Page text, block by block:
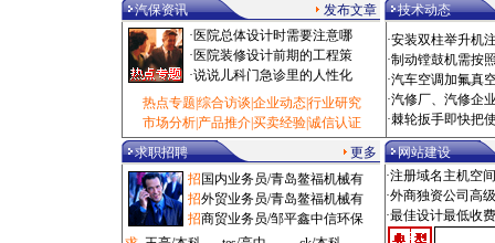
·粘接剂/闵行区 11800元
添加剂/石家庄市 12元
吸尘机/深圳市 1200元
风炮/锡林郭勒盟 1200元
磨砂机/广州市 125元
扒胎机/鞍山市 12500元
·冷铆机/长春市 12500元
·检测线/株洲市 125000元
工具车/嘉定区 1280元
汽贸管理/抚顺市 1280元
保养类/杭州市 1280元
汽保资讯 发布文章
技术动态
· 医院总体设计时需要注意哪
· 医院装修设计前期的工程策
·说说儿科门急诊里的人性化
热点专题 综合访谈 企业动态行业研究
市场分析 产品推介买卖经验诚信认证
·安装双柱举升机
·制动镗鼓机需按
·汽车空调加氟真
·汽修厂、汽修企
·棘轮扳手即快把
求职招聘 更多
网站建设
招 国内业务员/青岛鳌福机械有
招外贸业务员/青岛鳌福机械有
招商贸业务员/邹平鑫中信环保
·注册域名主机空
·外商独资公司高
·最佳设计最低收